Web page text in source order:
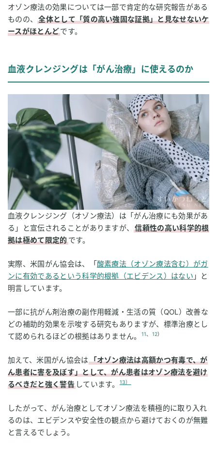
オゾン療法の効果については一部で肯定的な研究報告がある
ものの、全体として「質の高い強固な証拠」と見なせないケ
ースがほとんどです。
血液クレンジングは「がん治療」に使えるのか
血液クレンジング（オゾン療法）は「がん治療にも効果があ
る」と宣伝されることがありますが、信頼性の高い科学的根
拠は極めて限定的です。
実際、米国がん協会は、「 酸素療法（オゾン療法含む）がガ
ンに有効であるという科学的根拠（エビデンス）はない 」と
明言しています。
一部に抗がん剤治療の副作用軽減・生活の質（QOL）改善な
どの補助的効果を示唆する研究もありますが、標準治療とし
て認められるほどの根拠はありません。
11、 12）
加えて、米国がん協会は「オゾン療法は高額かつ有毒で、が
ん患者に害を及ぼす」として、がん患者はオゾン療法を避け
るべきだと強く警告しています。13）
したがって、がん治療としてオゾン療法を積極的に取り入れ
るのは、エビデンスや安全性の観点から避けておくのが無難
と言えるでしょう。